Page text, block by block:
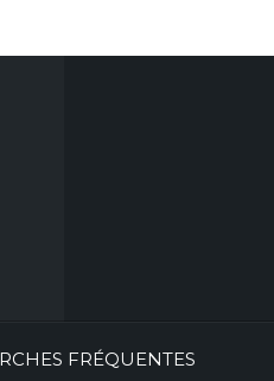
FRÉQUENTES